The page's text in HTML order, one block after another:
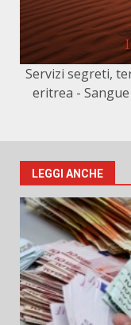
Servizi segreti,
eritrea -
LEGGI ANCHE